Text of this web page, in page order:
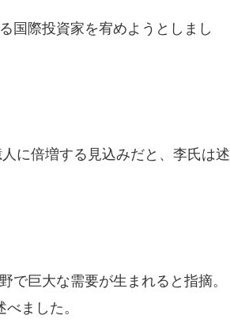
国際投資家を宥めようとしまし
に倍増する見込みだと、李氏は述
で巨大な需要が生まれると指摘。
ました。